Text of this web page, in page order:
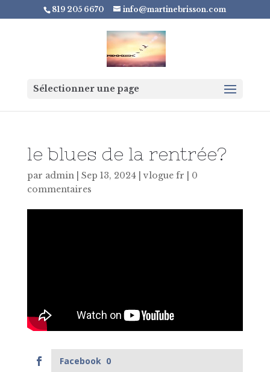
819 205 6670 info@martinebrisson.com
Sélectionner une page
le blues de la rentrée?
par admin| Sep 13, 2024 |vlogue fr
0
commentaires
Facebook 0